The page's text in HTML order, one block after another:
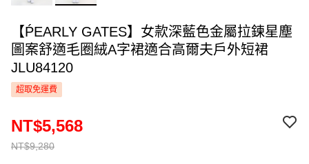
【ṔEARLY GATES】女款深藍色金屬拉鍊星塵
圖案舒適毛圈絨A字裙適合高爾夫戶外短裙
JLU84120
超取免運費
NT$9,280
NT$5,568